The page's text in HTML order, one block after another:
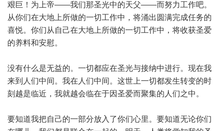
艰巨！为上帝——我们那圣光中的天父——而努力工作吧。
从你们在大地上所做的一切工作中，将涌出圆满完成任务的
喜悦。你们从自己在大地上所做的一切工作中，将收获圣爱
的养料和安慰。
没有什么是无益的。一切都应在圣光与接纳中进行。现在我
来到人们中间。我在人们中间。这世上一切都发生转变的时
刻越是临近，我就越会临在于因圣爱而聚集的人们之中。
要知道我把自己的一部分放入了你们心里。要知道无论你们